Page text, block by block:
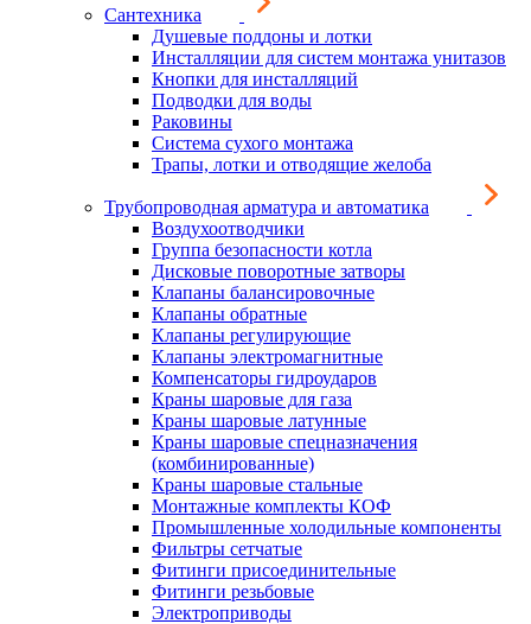
Сантехника
Душевые поддоны и лотки
Инсталляции для систем монтажа унитазов
Кнопки для инсталляций
Подводки для воды
Раковины
Система сухого монтажа
Трапы, лотки и отводящие желоба
Трубопроводная арматура и автоматика
Воздухоотводчики
Группа безопасности котла
Дисковые поворотные затворы
Клапаны балансировочные
Клапаны обратные
Клапаны регулирующие
Клапаны электромагнитные
Компенсаторы гидроударов
Краны шаровые для газа
Краны шаровые латунные
Краны шаровые спецназначения
(комбинированные)
Краны шаровые стальные
Монтажные комплекты КОФ
Промышленные холодильные компоненты
Фильтры сетчатые
Фитинги присоединительные
Фитинги резьбовые
Электроприводы